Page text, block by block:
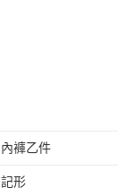
內褲乙件
記形